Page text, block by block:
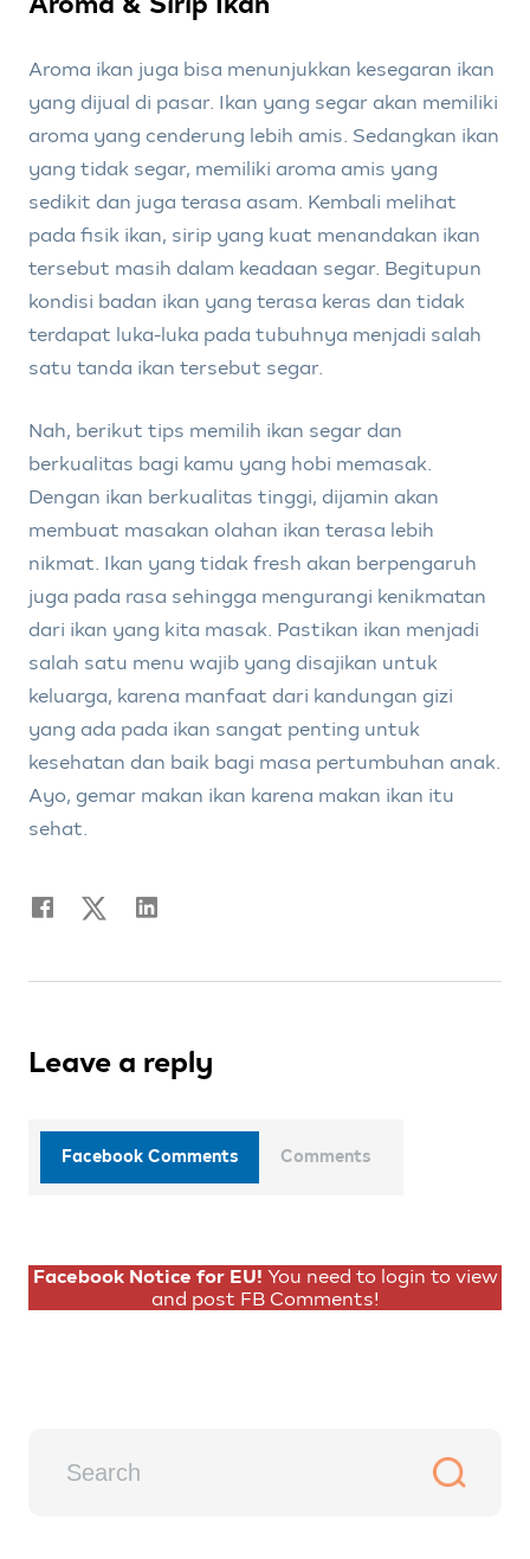
Aroma ikan juga bisa menunjukkan kesegaran ikan
yang dijual di pasar. Ikan yang segar akan memiliki
aroma yang cenderung lebih amis. Sedangkan ikan
yang tidak segar, memiliki aroma amis yang
sedikit dan juga terasa asam. Kembali melihat
pada fisik ikan, sirip yang kuat menandakan ikan
tersebut masih dalam keadaan segar. Begitupun
kondisi badan ikan yang terasa keras dan tidak
terdapat luka-luka pada tubuhnya menjadi salah
satu tanda ikan tersebut segar.
Nah, berikut tips memilih ikan segar dan
berkualitas bagi kamu yang hobi memasak.
Dengan ikan berkualitas tinggi, dijamin akan
membuat masakan olahan ikan terasa lebih
nikmat. Ikan yang tidak fresh akan berpengaruh
juga pada rasa sehingga mengurangi kenikmatan
dari ikan yang kita masak. Pastikan ikan menjadi
salah satu menu wajib yang disajikan untuk
keluarga, karena manfaat dari kandungan gizi
yang ada pada ikan sangat penting untuk
kesehatan dan baik bagi masa pertumbuhan anak.
Ayo, gemar makan ikan karena makan ikan itu
sehat.
Leave a reply
Facebook Comments Comments
Facebook Notice for EU! You need to login to view
and post FB Comments!